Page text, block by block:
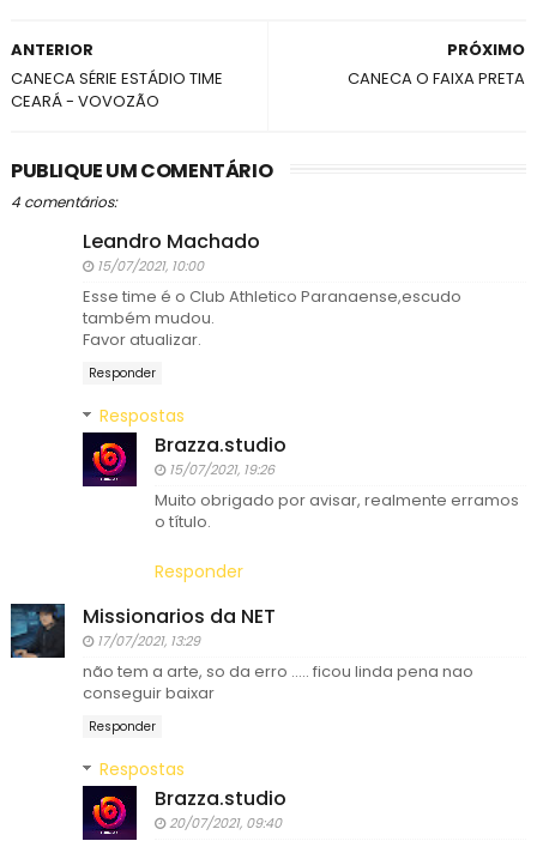
PRÓXIMO
CANECA O FAIXA PRETA
ANTERIOR
CANECA SÉRIE ESTÁDIO TIME
CEARÁ - VOVOZÃO
PUBLIQUE UM COMENTÁRIO
4 comentários:
Leandro Machado
15/07/2021, 10:00
Esse time é o Club Athletico Paranaense,escudo
também mudou.
Favor atualizar.
Responder
Respostas
Brazza.studio
15/07/2021, 19:26
Muito obrigado por avisar, realmente erramos
o título.
Responder
Missionarios da NET
17/07/2021, 13:29
não tem a arte, so da erro ..... ficou linda pena nao
conseguir baixar
Responder
Respostas
Brazza.studio
20/07/2021, 09:40